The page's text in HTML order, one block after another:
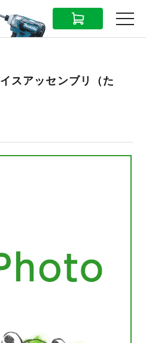
MENU
スアッセンブリ（た